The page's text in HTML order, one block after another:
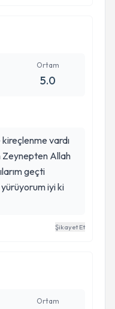
Ortam
5.0
kireçlenme vardı
Zeynepten Allah
geçti
iyi ki
Şikayet Et
Ortam